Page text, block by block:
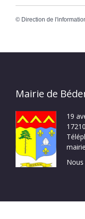
© Direction de
Mairie de
19